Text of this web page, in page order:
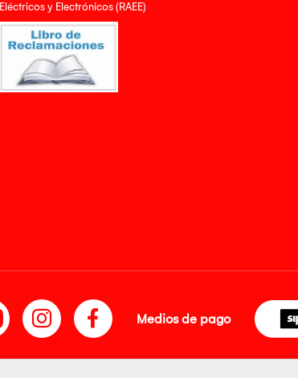
Eléctricos y Electrónicos (RAEE)
Medios de pago